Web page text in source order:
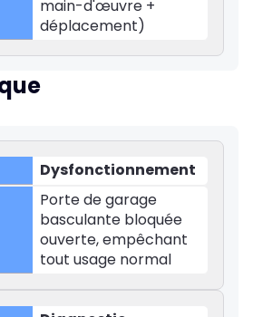
main-d'œuvre +
déplacement)
Dysfonctionnement
Porte de garage
basculante bloquée
ouverte, empêchant
tout usage normal